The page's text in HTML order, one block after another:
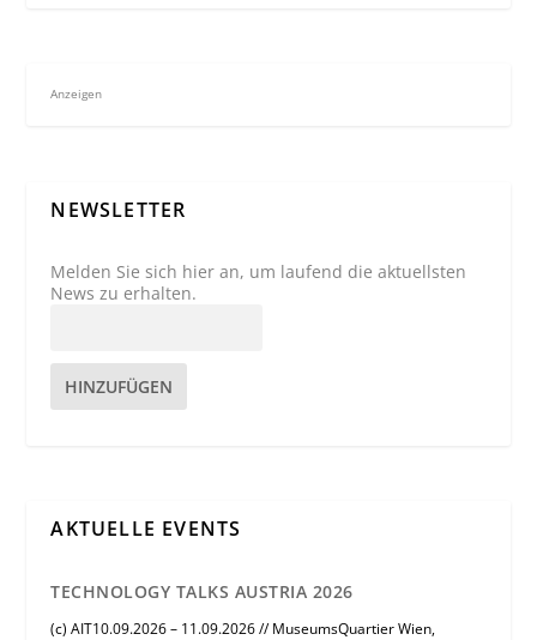
Anzeigen
NEWSLETTER
Melden Sie sich hier an, um laufend die aktuellsten
News zu erhalten.
HINZUFÜGEN
AKTUELLE EVENTS
TECHNOLOGY TALKS AUSTRIA 2026
(c) AIT10.09.2026 – 11.09.2026 // MuseumsQuartier Wien,